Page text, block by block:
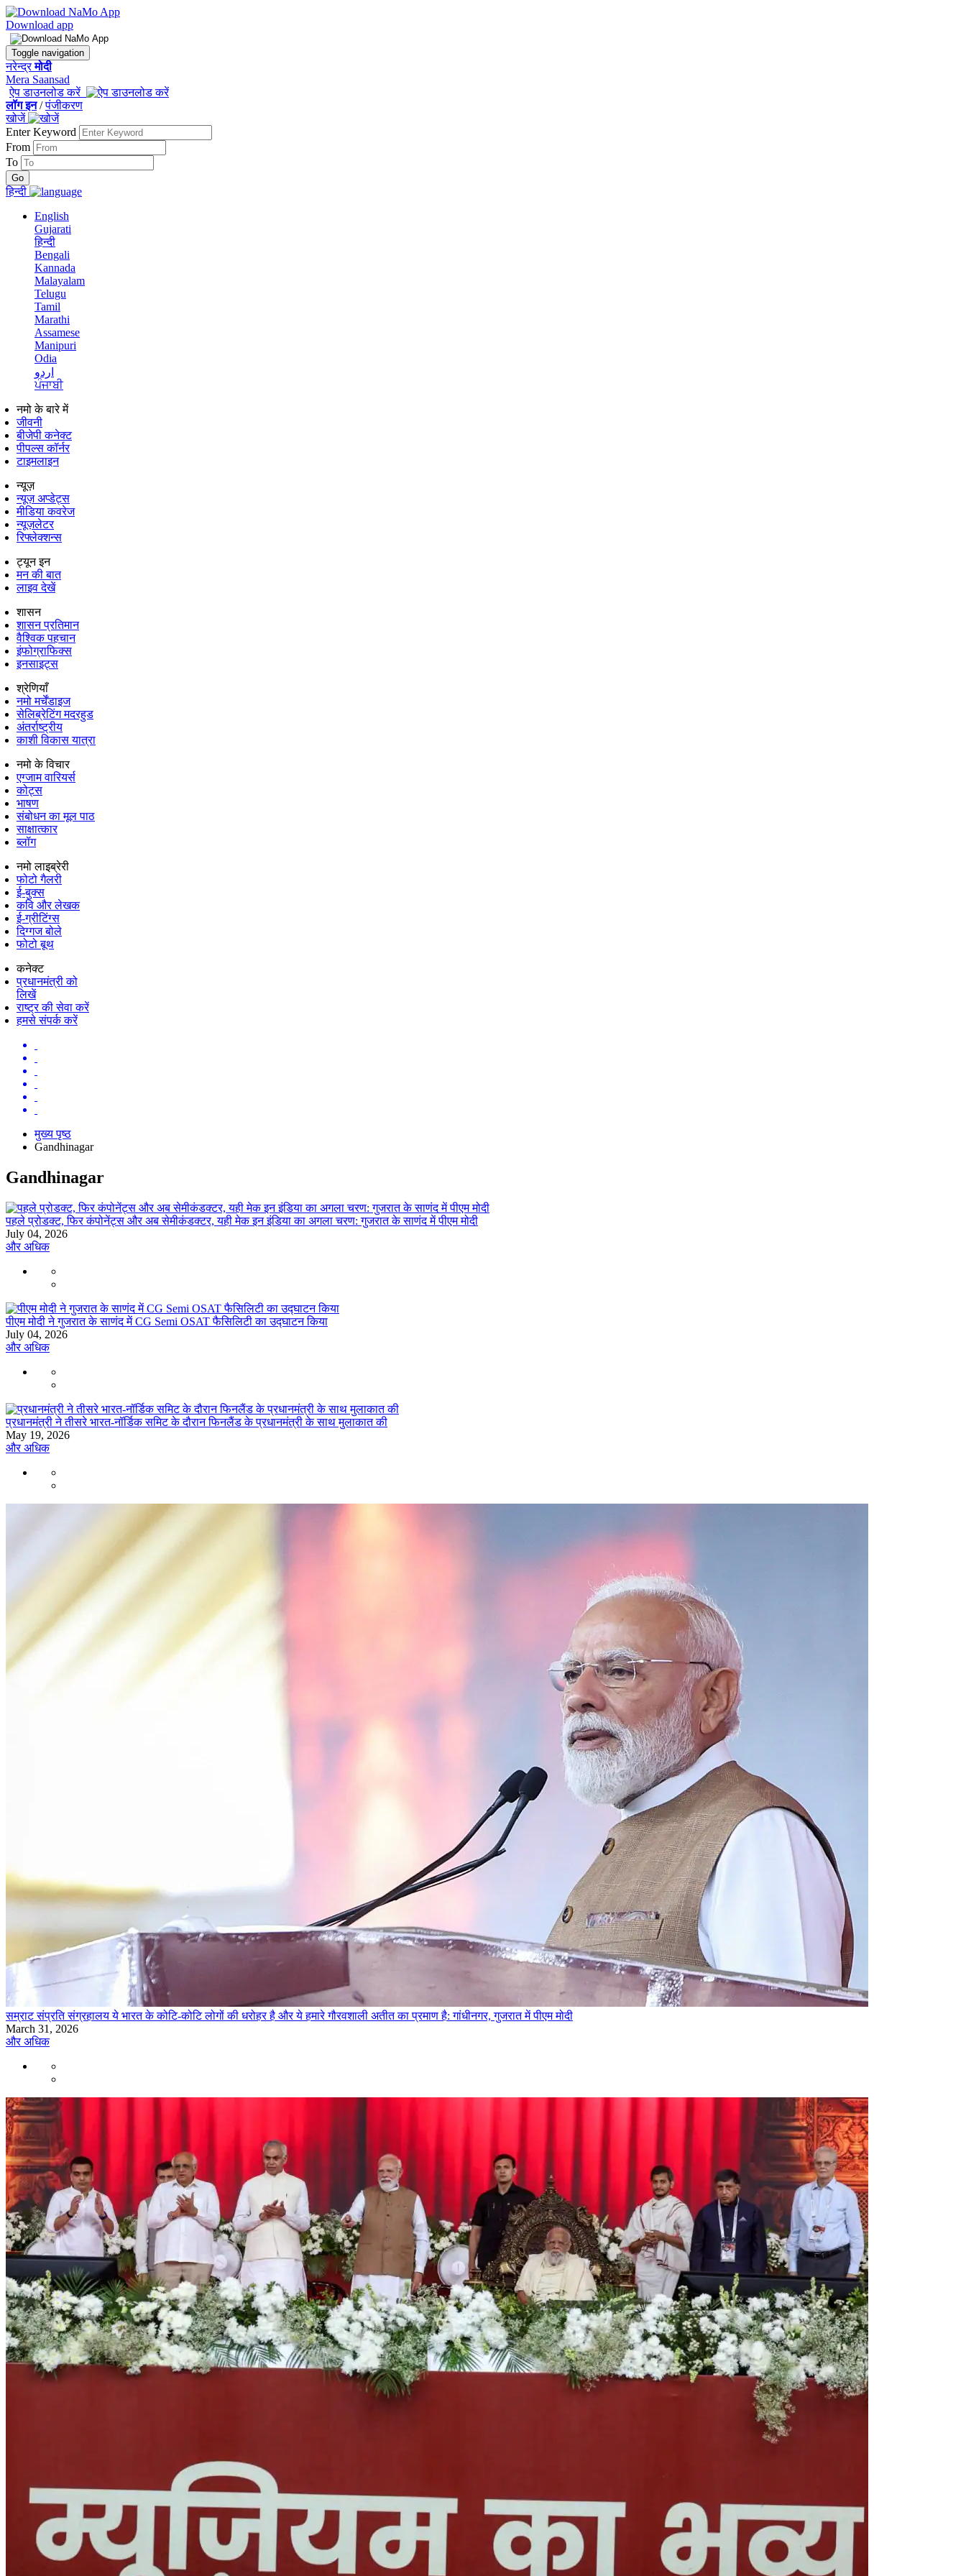
Download app
Toggle navigation
नरेन्द्रमोदी
Mera Saansad
ऐप डाउनलोड करें
लॉग इन/पंजीकरण
खोजें
Enter Keyword
From
To
हिन्दी
English
Gujarati
हिन्दी
Bengali
Kannada
Malayalam
Telugu
Tamil
Marathi
Assamese
Manipuri
Odia
اردو
ਪੰਜਾਬੀ
नमो के बारे में
जीवनी
बीजेपी कनेक्ट
पीपल्स कॉर्नर
टाइमलाइन
न्यूज़
न्यूज़ अप्डेट्स
मीडिया कवरेज
न्यूज़लेटर
रिफ्लेक्शन्स
ट्यून इन
मन की बात
लाइव देखें
शासन
शासन प्रतिमान
वैश्विक पहचान
इंफोग्राफिक्स
इनसाइट्स
श्रेणियाँ
नमो मर्चेंडाइज
सेलिब्रेटिंग मदरहुड
अंतर्राष्‍ट्रीय
काशी विकास यात्रा
नमो के विचार
एग्जाम वारियर्स
कोट्स
भाषण
संबोधन का मूल पाठ
साक्षात्कार
ब्लॉग
नमो लाइब्रेरी
फोटो गैलरी
ई-बुक्स
कवि और लेखक
ई-ग्रीटिंग्स
दिग्गज बोले
फोटो बूथ
कनेक्ट
प्रधानमंत्री को
लिखें
राष्ट्र की सेवा करें
हमसे संपर्क करें
मुख्य पृष्ठ
Gandhinagar
Gandhinagar
पहले प्रोडक्ट, फिर कंपोनेंट्स और अब सेमीकंडक्टर, यही मेक इन इंडिया का अगला चरण: गुजरात के साणंद में पीएम मोदी
July 04, 2026
और अधिक
पीएम मोदी ने गुजरात के साणंद में CG Semi OSAT फैसिलिटी का उद्घाटन किया
July 04, 2026
और अधिक
प्रधानमंत्री ने तीसरे भारत-नॉर्डिक समिट के दौरान फिनलैंड के प्रधानमंत्री के साथ मुलाकात की
May 19, 2026
और अधिक
सम्राट संप्रति संग्रहालय ये भारत के कोटि-कोटि लोगों की धरोहर है और ये हमारे गौरवशाली अतीत का प्रमाण है: गांधीनगर, गुजरात में पीएम मोदी
March 31, 2026
और अधिक